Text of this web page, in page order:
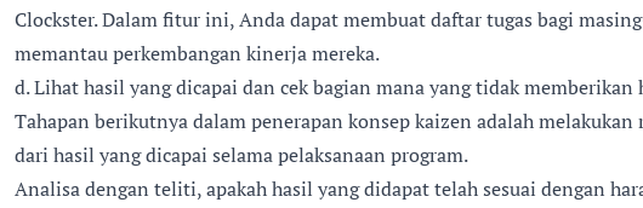
Clockster. Dalam fitur ini, Anda dapat membuat daftar tugas bagi
memantau perkembangan kinerja mereka.
d. Lihat hasil yang dicapai dan cek bagian mana yang tidak memberikan
Tahapan berikutnya dalam penerapan konsep kaizen adalah
dari hasil yang dicapai selama pelaksanaan program.
Analisa dengan teliti, apakah hasil yang didapat telah sesuai dengan